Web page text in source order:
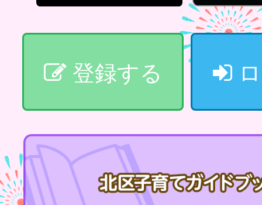
登録する